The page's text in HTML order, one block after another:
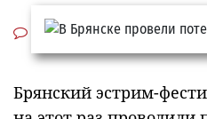
Брянский эстрим-